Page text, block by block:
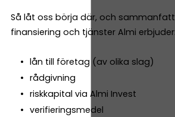
Så låt oss börja där, och
finansiering och tjänster Almi erbjuder:
lån till företag (av olika slag)
rådgivning
riskkapital via Almi Invest
verifieringsmedel